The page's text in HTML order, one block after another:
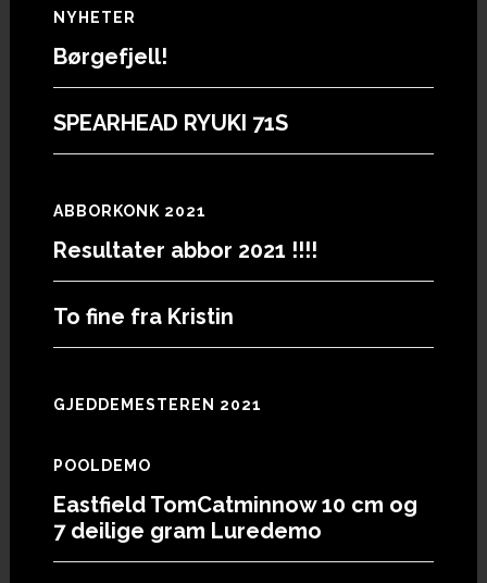
Footer
NYHETER
Børgefjell!
SPEARHEAD RYUKI 71S
ABBORKONK 2021
Resultater abbor 2021 !!!!
To fine fra Kristin
GJEDDEMESTEREN 2021
POOLDEMO
Eastfield TomCatminnow 10 cm og
7 deilige gram Luredemo